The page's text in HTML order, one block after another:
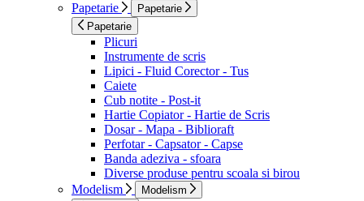
Papetarie
Papetarie
Papetarie
Plicuri
Instrumente de scris
Lipici - Fluid Corector - Tus
Caiete
Cub notite - Post-it
Hartie Copiator - Hartie de Scris
Dosar - Mapa - Biblioraft
Perfotar - Capsator - Capse
Banda adeziva - sfoara
Diverse produse pentru scoala si birou
Modelism
Modelism